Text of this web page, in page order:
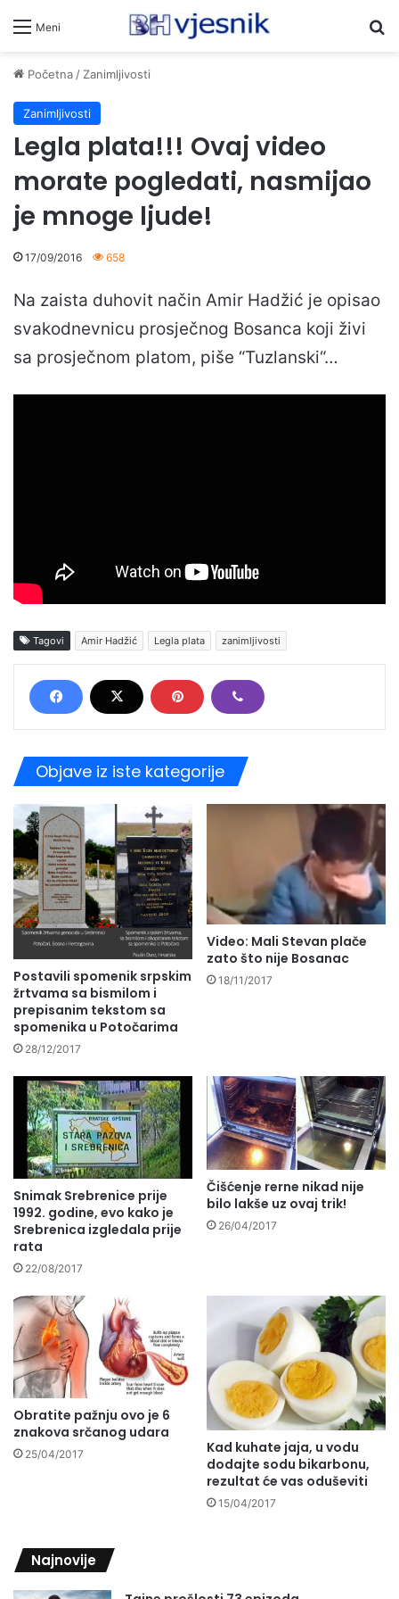
Meni
Početna/Zanimljivosti
Zanimljivosti
Legla plata!!! Ovaj video
morate pogledati, nasmijao
je mnoge ljude!
17/09/2016 658
Na zaista duhovit način Amir Hadžić je opisao
svakodnevnicu prosječnog Bosanca koji živi
sa prosječnom platom, piše “Tuzlanski“…
Tagovi Amir Hadžić Legla plata zanimljivosti
Objave iz iste kategorije
Postavili spomenik srpskim
žrtvama sa bismilom i
prepisanim tekstom sa
spomenika u Potočarima
28/12/2017
Video: Mali Stevan plače
zato što nije Bosanac
18/11/2017
Snimak Srebrenice prije
1992. godine, evo kako je
Srebrenica izgledala prije
rata
22/08/2017
Čišćenje rerne nikad nije
bilo lakše uz ovaj trik!
26/04/2017
Obratite pažnju ovo je 6
znakova srčanog udara
25/04/2017
Kad kuhate jaja, u vodu
dodajte sodu bikarbonu,
rezultat će vas oduševiti
15/04/2017
Najnovije